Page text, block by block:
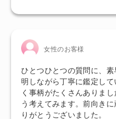
女性のお客様
ひとつひとつの質問に、
明しながら丁寧に鑑定し
く事柄がたくさんありま
う考えてみます。前向き
りがとうございました。